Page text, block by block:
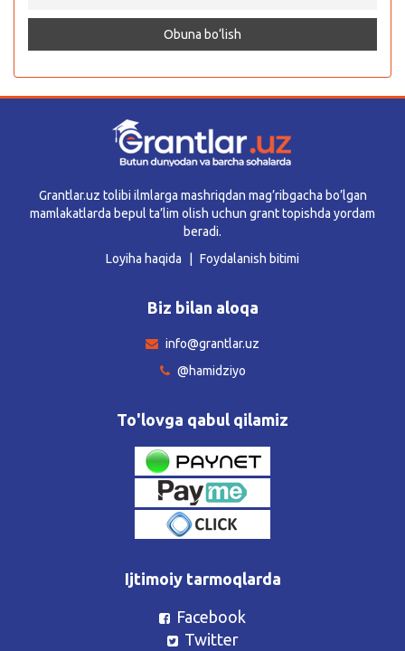
Grantlar.uz tolibi ilmlarga mashriqdan mag’ribgacha bo’lgan
mamlakatlarda bepul ta’lim olish uchun grant topishda yordam
beradi.
Loyiha haqida
Foydalanish bitimi
Biz bilan aloqa
info@grantlar.uz
@hamidziyo
To'lovga qabul qilamiz
Ijtimoiy tarmoqlarda
Facebook
Twitter